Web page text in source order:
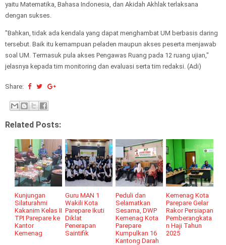
yaitu Matematika, Bahasa Indonesia, dan Akidah Akhlak terlaksana
dengan sukses.
"Bahkan, tidak ada kendala yang dapat menghambat UM berbasis daring
tersebut. Baik itu kemampuan peladen maupun akses peserta menjawab
soal UM. Termasuk pula akses Pengawas Ruang pada 12 ruang ujian,"
jelasnya kepada tim monitoring dan evaluasi serta tim redaksi. (Adi)
Share:
Related Posts:
Kunjungan
Silaturahmi
Kakanim Kelas II
TPI Parepare ke
Kantor
Kemenag
Guru MAN 1
Wakili Kota
Parepare Ikuti
Diklat
Penerapan
Saintifik
Peduli dan
Selamatkan
Sesama, DWP
Kemenag Kota
Parepare
Kumpulkan 16
Kantong Darah
Kemenag Kota
Parepare Gelar
Rakor Persiapan
Pemberangkata
n Haji Tahun
2025